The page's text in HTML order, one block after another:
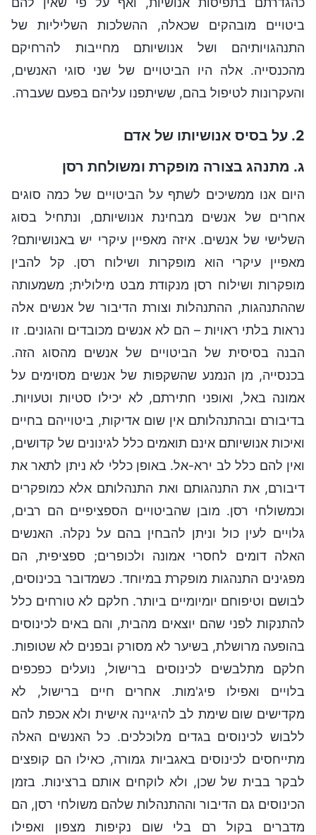
ביטויים מובהקים שכאלה, ההשלכות השליליות של
התנהגויותיהם ושל אנושיותם מחייבות להרחיקם
מהכנסייה. אלה היו הביטויים של שני סוגי האנשים,
והעקרונות לטיפול בהם, ששיתפנו עליהם בפעם שעברה.
2. על בסיס אנושיותו של אדם
ג. מתנהג בצורה מופקרת ומשולחת רסן
היום אנו ממשיכים לשתף על הביטויים של כמה סוגים
אחרים של אנשים מבחינת אנושיותם, ונתחיל בסוג
השלישי של אנשים. איזה מאפיין עיקרי יש באנושיותם?
מאפיין עיקרי הוא מופקרות ושילוח רסן. קל להבין
מופקרות ושילוח רסן מנקודת מבט מילולית; משמעותה
שההתנהגות, ההתנהלות וצורת הדיבור של אנשים אלה
נראות בלתי ראויות – הם לא אנשים מכובדים והגונים. זו
הבנה בסיסית של הביטויים של אנשים מהסוג הזה.
בכנסייה, מן הנמנע שהשקפות של אנשים מסוימים על
אמונה באל, ואופני חתירתם, לא יכילו סטיות וטעויות.
בדיבורם ובהתנהלותם אין שום אדיקות, ביטוייהם בחיים
ואיכות אנושיותם אינם תואמים כלל לגינונים של קדושים,
ואין להם כלל לב ירא-אל. באופן כללי לא ניתן לתאר את
דיבורם, את התנהגותם ואת התנהלותם אלא כמופקרים
וכמשולחי רסן. מובן שהביטויים הספציפיים הם רבים,
גלויים לעין כול וניתן להבחין בהם על נקלה. האנשים
האלה דומים לחסרי אמונה ולכופרים; ספציפית, הם
מפגינים התנהגות מופקרת במיוחד. כשמדובר בכינוסים,
לבושם וטיפוחם יומיומיים ביותר. חלקם לא טורחים כלל
להתנקות לפני שהם יוצאים מהבית, והם באים לכינוסים
בהופעה מרושלת, בשיער לא מסורק ובפנים לא שטופות.
חלקם מתלבשים לכינוסים ברישול, נועלים כפכפים
בלויים ואפילו פיג'מות. אחרים חיים ברישול, לא
מקדישים שום שימת לב להיגיינה אישית ולא אכפת להם
ללבוש לכינוסים בגדים מלוכלכים. כל האנשים האלה
מתייחסים לכינוסים באגביות גמורה, כאילו הם קופצים
לבקר בבית של שכן, ולא לוקחים אותם ברצינות. בזמן
הכינוסים גם הדיבור וההתנהלות שלהם משולחי רסן, הם
מדברים בקול רם בלי שום נקיפות מצפון ואפילו